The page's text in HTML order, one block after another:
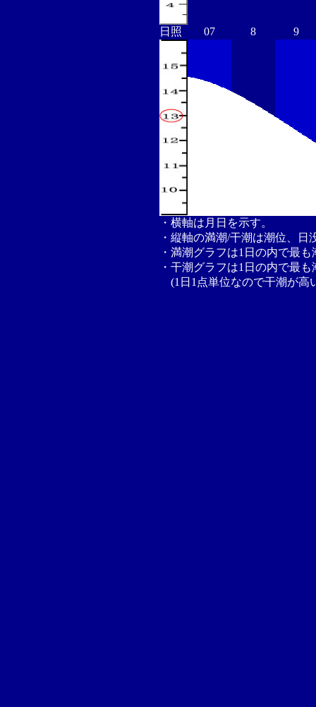
日照 07 8 9
・横軸は月日を示す。
・縦軸の満潮/干潮は潮位、
・満潮グラフは1日の内で最
・干潮グラフは1日の内で最
(1日1点単位なので干潮が高